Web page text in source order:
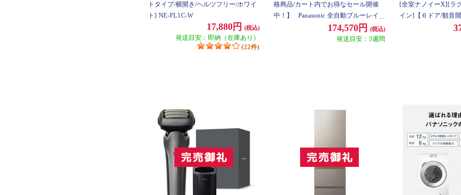
トタイプ/横開き/ヘルツフリー/ホワイ
ト] NE-FL1C-W
17,880円 (税込)
発送目安：即納（在庫あり）
(22件)
格商品/カート内でお得なセール開催
中！】
Panasonic 全自動ブルーレイデ
ィスクレコーダーDIGA(ディーガ) 6T
BHDD内蔵 DMR-2X603
174,570円 (税込)
発送目安：3週間
[全室ナノイーX][ラ
イン]【６ドア/観音
ィスチールグレー